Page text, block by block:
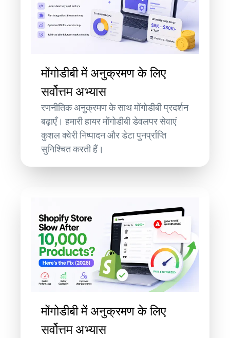
मोंगोडीबी में अनुक्रमण के लिए
सर्वोत्तम अभ्यास
रणनीतिक अनुक्रमण के साथ मोंगोडीबी प्रदर्शन
बढ़ाएँ। हमारी हायर मोंगोडीबी डेवलपर सेवाएं
कुशल क्वेरी निष्पादन और डेटा पुनर्प्राप्ति
सुनिश्चित करती हैं।
मोंगोडीबी में अनुक्रमण के लिए
सर्वोत्तम अभ्यास